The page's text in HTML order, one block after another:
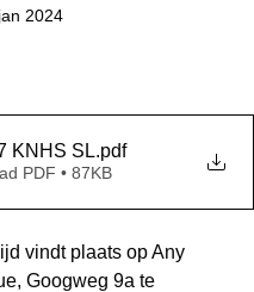
2024
KNHS SL.pdf
PDF • 87KB
vindt plaats op Any
Googweg 9a te